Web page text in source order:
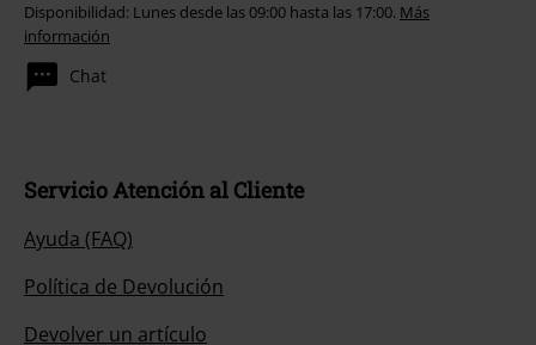
Disponibilidad: Lunes desde las 09:00 hasta las 17:00. Más
información
Chat
Servicio Atención al Cliente
Ayuda (FAQ)
Política de Devolución
Devolver un artículo